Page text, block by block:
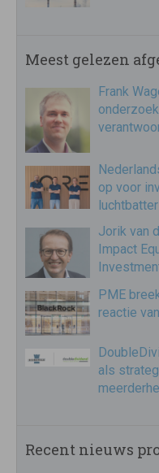
Meest gelezen
Frank
op voor
Jorik van
Impact
PME
reactie
als
Recent nieuws